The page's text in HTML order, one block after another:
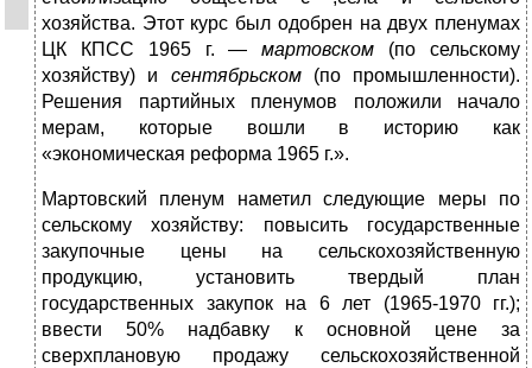
хозяйства. Этот курс был одобрен на двух пленумах
ЦК КПСС 1965 г. —мартовском (по сельскому
хозяйству) и сентябрьском (по промышленности).
Решения партийных пленумов положили начало
мерам, которые вошли в историю как
«экономическая реформа 1965 г.».
Мартовский пленум наметил следующие меры по
сельскому хозяйству: повысить государственные
закупочные цены на сельскохозяйственную
продукцию, установить твердый план
государственных закупок на 6 лет (1965-1970 гг.);
ввести 50% надбавку к основной цене за
сверхплановую продажу сельскохозяйственной